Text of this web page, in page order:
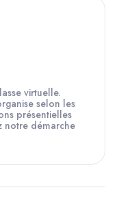
virtuelle.
selon les
présentielles
notre démarche